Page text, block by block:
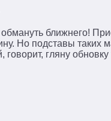
ближнего!
Но подставы
говорит, гляну